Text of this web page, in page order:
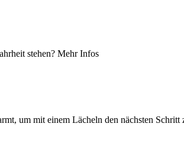
stehen? Mehr Infos
um mit einem Lächeln den nächsten Schritt